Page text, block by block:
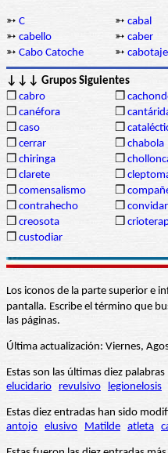
➳ C ➳ cabal
➳ cabello ➳ caber
➳ Cabo Catoche ➳ cabotaje
↓↓↓ Grupos Siguientes
❒ cabro ❒
❒ canéfora ❒
❒ caso ❒
❒ cerrar ❒ chabola
❒ chiringa ❒
❒ clarete ❒
❒ comensalismo ❒
❒ contrahecho ❒ convidar
❒ creosota ❒
❒ custodiar
Los iconos de la parte superior e
pantalla. Escribe el término que
las páginas.
Última actualización: Viernes,
Estas son las últimas diez
elucidario
revulsivo legionelosis
Estas diez entradas han sido
antojo elusivo Matilde atleta